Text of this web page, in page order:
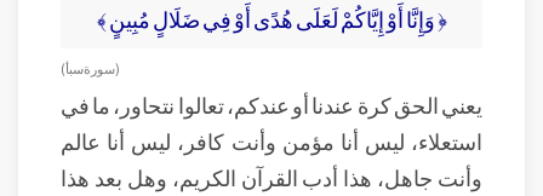
﴿ وَإِنَّا أَوْ إِيَّاكُمْ لَعَلَى هُدًى أَوْ فِي ضَلَالٍ مُبِينٍ ﴾
( سورة سبأ )
يعني الحق كرة عندنا أو عندكم، تعالوا نتحاور، ما في
استعلاء، ليس أنا مؤمن وأنت كافر، ليس أنا عالم
وأنت جاهل، هذا أدب القرآن الكريم، وهل بعد هذا